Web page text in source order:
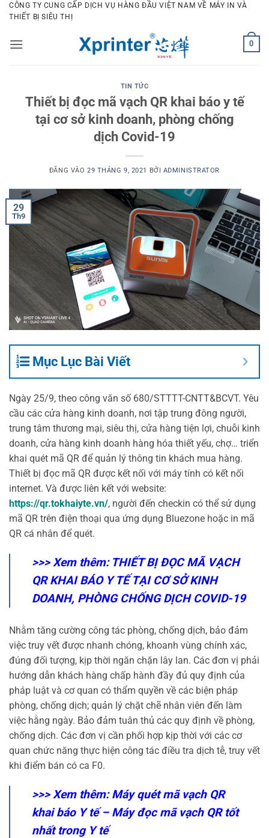
Bỏ
qua
dung
CÔNG TY CUNG CẤP DỊCH VỤ HÀNG ĐẦU VIỆT NAM VỀ MÁY IN VÀ
THIẾT BỊ SIÊU THỊ
0
TIN TỨC
Thiết bị đọc mã vạch QR khai báo y tế
tại cơ sở kinh doanh, phòng chống
dịch Covid-19
ĐĂNG VÀO 29 THÁNG 9, 2021 BỞI ADMINISTRATOR
29
Th9
Mục Lục Bài Viết
Ngày 25/9, theo công văn số 680/STTTT-CNTT&BCVT. Yêu
cầu các cửa hàng kinh doanh, nơi tập trung đông người,
trung tâm thương mại, siêu thị, cửa hàng tiện lợi, chuỗi kinh
doanh, cửa hàng kinh doanh hàng hóa thiết yếu, chợ… triển
khai quét mã QR để quản lý thông tin khách mua hàng.
Thiết bị đọc mã QR được kết nối với máy tính có kết nối
internet. Và được liên kết với website:
https://qr.tokhaiyte.vn/, người đến checkin có thể sử dụng
mã QR trên điện thoại qua ứng dụng Bluezone hoặc in mã
QR cá nhân để quét.
>>> Xem thêm: THIẾT BỊ ĐỌC MÃ VẠCH
QR KHAI BÁO Y TẾ TẠI CƠ SỞ KINH
DOANH, PHÒNG CHỐNG DỊCH COVID-19
Nhằm tăng cường công tác phòng, chống dịch, bảo đảm
việc truy vết được nhanh chóng, khoanh vùng chính xác,
đúng đối tượng, kịp thời ngăn chặn lây lan. Các đơn vị phải
hướng dẫn khách hàng chấp hành đầy đủ quy định của
pháp luật và cơ quan có thẩm quyền về các biện pháp
phòng, chống dịch; quản lý chặt chẽ nhân viên đến làm
việc hằng ngày. Bảo đảm tuân thủ các quy định về phòng,
chống dịch. Các đơn vị cần phối hợp kịp thời với các cơ
quan chức năng thực hiện công tác điều tra dịch tễ, truy vết
khi điểm bán có ca F0.
>>> Xem thêm:Máy quét mã vạch QR
khai báo Y tế – Máy đọc mã vạch QR tốt
nhất trong Y tế